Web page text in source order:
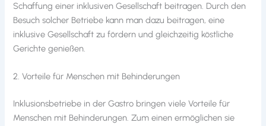
Schaffung einer inklusiven Gesellschaft beitragen. Durch den
Besuch solcher Betriebe kann man dazu beitragen, eine
inklusive Gesellschaft zu fördern und gleichzeitig köstliche
Gerichte genießen.
2. Vorteile für Menschen mit Behinderungen
Inklusionsbetriebe in der Gastro bringen viele Vorteile für
Menschen mit Behinderungen. Zum einen ermöglichen sie